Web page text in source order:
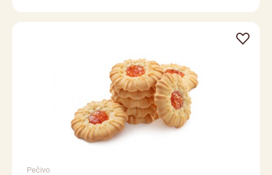
Pečivo